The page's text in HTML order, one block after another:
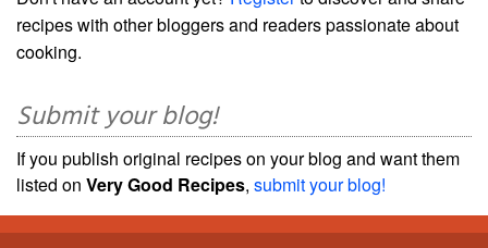
recipes with other bloggers and readers passionate about
cooking.
Submit your blog!
If you publish original recipes on your blog and want them
listed on Very Good Recipes, submit your blog!